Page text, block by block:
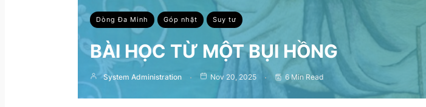
Dòng Đa Minh Góp nhặt Suy tư
BÀI HỌC TỪ MỘT BỤI HỒNG
System Administration Nov 20, 2025 6 Min Read